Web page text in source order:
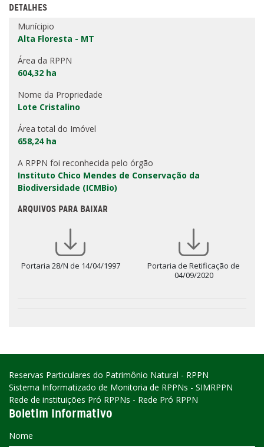
DETALHES
Munícipio
Alta Floresta - MT
Área da RPPN
604,32 ha
Nome da Propriedade
Lote Cristalino
Área total do Imóvel
658,24 ha
A RPPN foi reconhecida pelo órgão
Instituto Chico Mendes de Conservação da
Biodiversidade (ICMBio)
ARQUIVOS PARA BAIXAR
Portaria 28/N de 14/04/1997
Portaria de Retificação de
04/09/2020
Reservas Particulares do Patrimônio Natural - RPPN
Sistema Informatizado de Monitoria de RPPNs - SIMRPPN
Rede de instituições Pró RPPNs - Rede Pró RPPN
Boletim Informativo
Nome